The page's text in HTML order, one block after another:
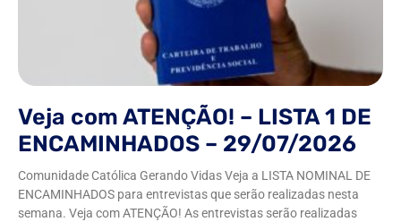
Veja com ATENÇÃO! – LISTA 1 DE
ENCAMINHADOS – 29/07/2026
Comunidade Católica Gerando Vidas Veja a LISTA NOMINAL DE
ENCAMINHADOS para entrevistas que serão realizadas nesta
semana. Veja com ATENÇÃO! As entrevistas serão realizadas